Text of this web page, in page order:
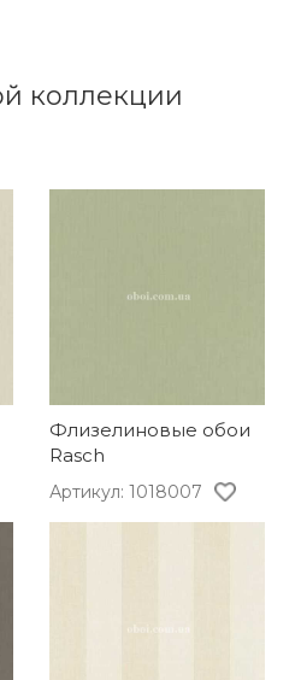
коллекции
Флизелиновые обои
Rasch
Артикул: 1018007